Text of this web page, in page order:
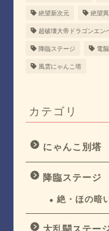
絶望新次元 絶望
超破壊大帝ドラゴンエン
降臨ステージ 電
風雲にゃんこ塔
カテゴリ
にゃんこ別塔
降臨ステージ
絶・ほの暗